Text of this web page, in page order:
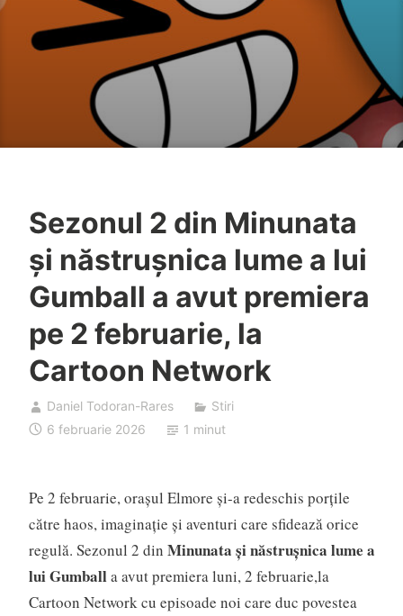
Sezonul 2 din Minunata
și năstrușnica lume a lui
Gumball a avut premiera
pe 2 februarie, la
Cartoon Network
Daniel Todoran-Rares
Stiri
6 februarie 2026
1 minut
Pe 2 februarie, orașul Elmore și-a redeschis porțile
către haos, imaginație și aventuri care sfidează orice
regulă. Sezonul 2 din Minunata și năstrușnica lume a
lui Gumballa avut premiera luni, 2 februarie,la
Cartoon Network cu episoade noi care duc povestea